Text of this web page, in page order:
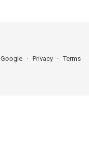
Google Privacy Terms